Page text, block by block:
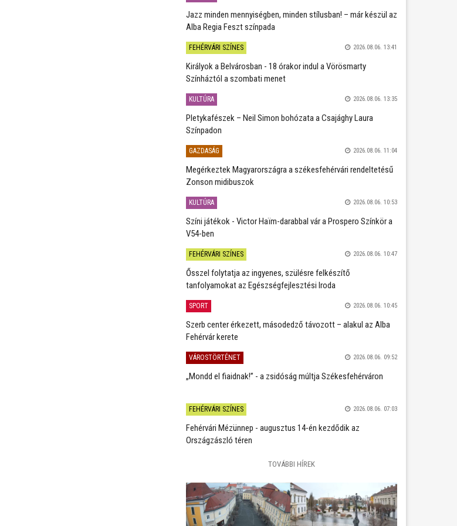
Jazz minden mennyiségben, minden stílusban! – már készül az
Alba Regia Feszt színpada
FEHÉRVÁRI SZÍNES 2026.08.06. 13:41
Királyok a Belvárosban - 18 órakor indul a Vörösmarty
Színháztól a szombati menet
KULTÚRA 2026.08.06. 13:35
Pletykafészek – Neil Simon bohózata a Csajághy Laura
Színpadon
GAZDASÁG 2026.08.06. 11:04
Megérkeztek Magyarországra a székesfehérvári rendeltetésű
Zonson midibuszok
KULTÚRA 2026.08.06. 10:53
Színi játékok - Victor Haïm-darabbal vár a Prospero Színkör a
V54-ben
FEHÉRVÁRI SZÍNES 2026.08.06. 10:47
Ősszel folytatja az ingyenes, szülésre felkészítő
tanfolyamokat az Egészségfejlesztési Iroda
SPORT 2026.08.06. 10:45
Szerb center érkezett, másodedző távozott – alakul az Alba
Fehérvár kerete
VÁROSTÖRTÉNET 2026.08.06. 09:52
„Mondd el fiaidnak!” - a zsidóság múltja Székesfehérváron
FEHÉRVÁRI SZÍNES 2026.08.06. 07:03
Fehérvári Mézünnep - augusztus 14-én kezdődik az
Országzászló téren
TOVÁBBI HÍREK